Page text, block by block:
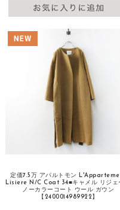
定価7.5万 アパルトモン
Lisiere N/C Coat 34■キャメル リジェ
ノーカラーコート ウール ガウン
【2400014989922】